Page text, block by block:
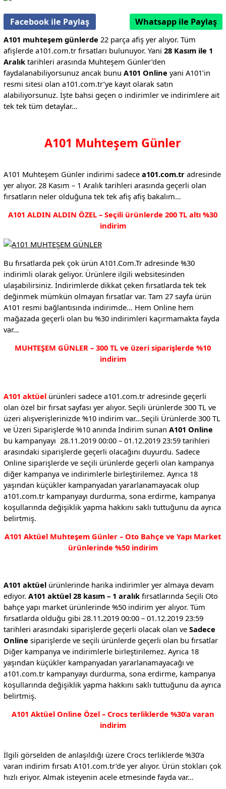
Facebook ile Paylaş Whatsapp ile Paylaş
A101 muhteşem günlerde 22 parça afiş yer alıyor. Tüm
afişlerde a101.com.tr fırsatları bulunuyor. Yani 28 Kasım ile 1
Aralıktarihleri arasında Muhteşem Günler’den
faydalanabiliyorsunuz ancak bunu A101 Online yani A101’in
resmi sitesi olan a101.com.tr’ye kayıt olarak satın
alabiliyorsunuz. İşte bahsi geçen o indirimler ve indirimlere ait
tek tek tüm detaylar…
A101 Muhteşem Günler
A101 Muhteşem Günler indirimi sadece a101.com.tradresinde
yer alıyor. 28 Kasım – 1 Aralık tarihleri arasında geçerli olan
fırsatların neler olduğuna tek tek afiş afiş bakalım…
A101 ALDIN ALDIN ÖZEL – Seçili ürünlerde 200 TL altı %30
indirim
Bu fırsatlarda pek çok ürün A101.Com.Tr adresinde %30
indirimli olarak geliyor. Ürünlere ilgili websitesinden
ulaşabilirsiniz. İndirimlerde dikkat çeken fırsatlarda tek tek
değinmek mümkün olmayan fırsatlar var. Tam 27 sayfa ürün
A101 resmi bağlantısında indirimde… Hem Online hem
mağazada geçerli olan bu %30 indirimleri kaçırmamakta fayda
var…
MUHTEŞEM GÜNLER – 300 TL ve üzeri siparişlerde %10
indirim
A101 aktüel ürünleri sadece a101.com.tr adresinde geçerli
olan özel bir fırsat sayfası yer alıyor. Seçili ürünlerde 300 TL ve
üzeri alışverişlerinizde %10 indirim var…Seçili Ürünlerde 300 TL
ve Üzeri Siparişlerde %10 anında İndirim sunan A101 Online
bu kampanyayı 28.11.2019 00:00 – 01.12.2019 23:59 tarihleri
arasındaki siparişlerde geçerli olacağını duyurdu. Sadece
Online siparişlerde ve seçili ürünlerde geçerli olan kampanya
diğer kampanya ve indirimlerle birleştirilemez. Ayrıca 18
yaşından küçükler kampanyadan yararlanamayacak olup
a101.com.tr kampanyayı durdurma, sona erdirme, kampanya
koşullarında değişiklik yapma hakkını saklı tuttuğunu da ayrıca
belirtmiş.
A101 Aktüel Muhteşem Günler – Oto Bahçe ve Yapı Market
ürünlerinde %50 indirim
A101 aktüelürünlerinde harika indirimler yer almaya devam
ediyor. A101 aktüel 28 kasım – 1 aralıkfırsatlarında Seçili Oto
bahçe yapı market ürünlerinde %50 indirim yer alıyor. Tüm
fırsatlarda olduğu gibi 28.11.2019 00:00 – 01.12.2019 23:59
tarihleri arasındaki siparişlerde geçerli olacak olan ve Sadece
Online siparişlerde ve seçili ürünlerde geçerli olan bu fırsatlar
Diğer kampanya ve indirimlerle birleştirilemez. Ayrıca 18
yaşından küçükler kampanyadan yararlanamayacağı ve
a101.com.tr kampanyayı durdurma, sona erdirme, kampanya
koşullarında değişiklik yapma hakkını saklı tuttuğunu da ayrıca
belirtmiş.
A101 Aktüel Online Özel – Crocs terliklerde %30’a varan
indirim
İlgili görselden de anlaşıldığı üzere Crocs terliklerde %30’a
varan indirim fırsatı A101.com.tr’de yer alıyor. Ürün stokları çok
hızlı eriyor. Almak isteyenin acele etmesinde fayda var…